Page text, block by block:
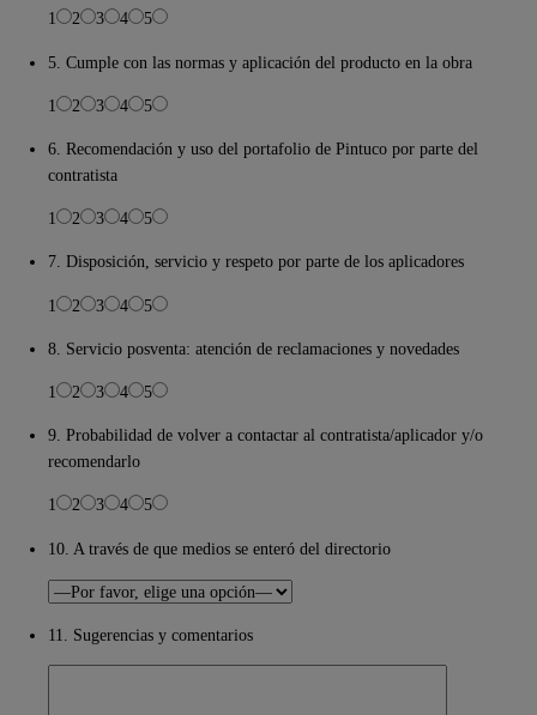
1 2 3 4 5
5. Cumple con las normas y aplicación del producto en la obra
1 2 3 4 5
6. Recomendación y uso del portafolio de Pintuco por parte del
contratista
1 2 3 4 5
7. Disposición, servicio y respeto por parte de los aplicadores
1 2 3 4 5
8. Servicio posventa: atención de reclamaciones y novedades
1 2 3 4 5
9. Probabilidad de volver a contactar al contratista/aplicador y/o
recomendarlo
1 2 3 4 5
10. A través de que medios se enteró del directorio
11. Sugerencias y comentarios